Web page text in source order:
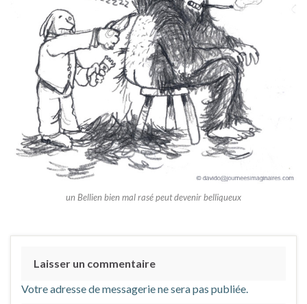
un Bellien bien mal rasé peut devenir belliqueux
Laisser un commentaire
Votre adresse de messagerie ne sera pas publiée.